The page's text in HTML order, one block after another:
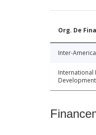
Org. De
Inter-
International
Development